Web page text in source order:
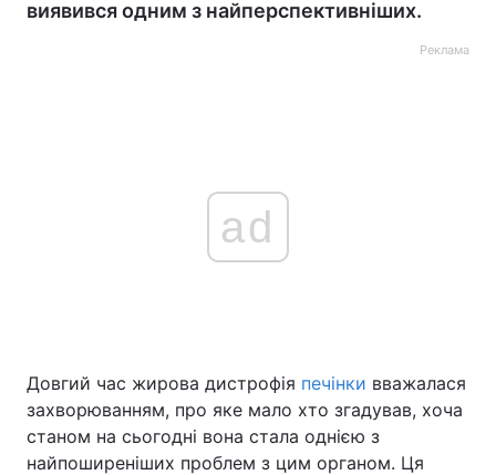
Україна Політика
Економіка Світ
виявився одним з найперспективніших.
Реклама
ad
Довгий час жирова дистрофія печінки вважалася
захворюванням, про яке мало хто згадував, хоча
станом на сьогодні вона стала однією з
найпоширеніших проблем з цим органом. Ця